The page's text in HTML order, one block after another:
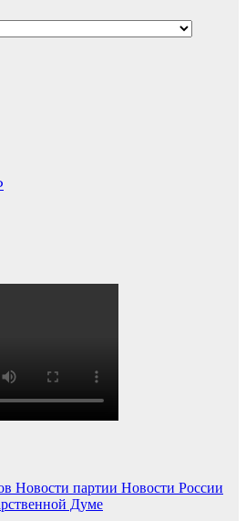
Новости партии Новости России
Думе